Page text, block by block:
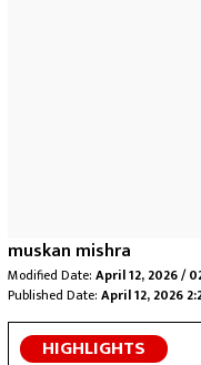
muskan mishra
Modified Date: April 12, 2026 /
Published Date: April 12, 2026
HIGHLIGHTS